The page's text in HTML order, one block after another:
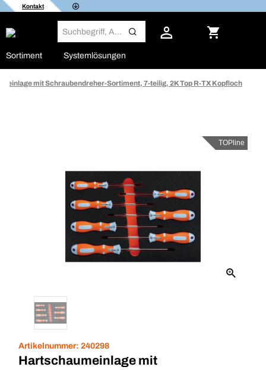
Kontakt
Sortiment Systemlösungen
mit Schraubendreher-Sortiment, 7-teilig, 2K Top R-TX Kopfloch
TOPline
Artikelnummer: 240298
Hartschaumeinlage mit